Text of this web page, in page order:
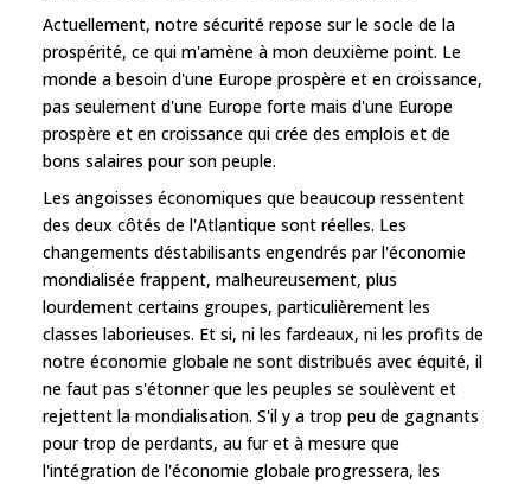
Actuellement, notre sécurité repose sur le socle de la
prospérité, ce qui m'amène à mon deuxième point. Le
monde a besoin d'une Europe prospère et en croissance,
pas seulement d'une Europe forte mais d'une Europe
prospère et en croissance qui crée des emplois et de
bons salaires pour son peuple.
Les angoisses économiques que beaucoup ressentent
des deux côtés de l'Atlantique sont réelles. Les
changements déstabilisants engendrés par l'économie
mondialisée frappent, malheureusement, plus
lourdement certains groupes, particulièrement les
classes laborieuses. Et si, ni les fardeaux, ni les profits de
notre économie globale ne sont distribués avec équité, il
ne faut pas s'étonner que les peuples se soulèvent et
rejettent la mondialisation. S'il y a trop peu de gagnants
pour trop de perdants, au fur et à mesure que
l'intégration de l'économie globale progressera, les